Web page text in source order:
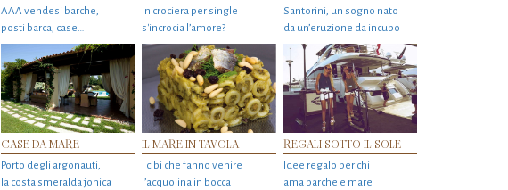
AAA vendesi barche,
posti barca, case…
In crociera per single
s'incrocia l’amore?
Santorini, un sogno nato
da un’eruzione da incubo
CASE DA MARE
Porto degli argonauti,
la costa smeralda jonica
IL MARE IN TAVOLA
I cibi che fanno venire
l’acquolina in bocca
REGALI SOTTO IL SOLE
Idee regalo per chi
ama barche e mare